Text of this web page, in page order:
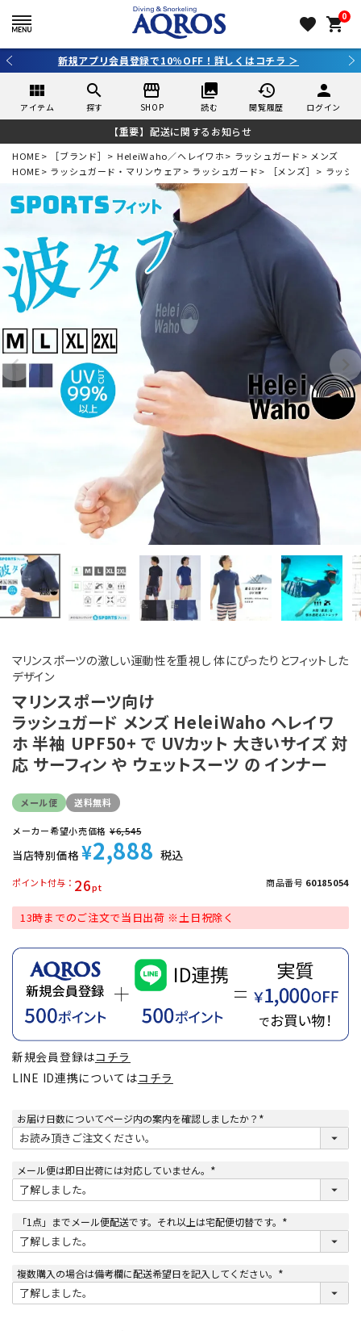
favorite 0
shopping_cart
新規アプリ会員登録で10％OFF！詳しくはコチラ ＞
view_module
アイテム
search
探す
storefront
SHOP
collections
読む
history
閲覧履歴
person
ログイン
【重要】配送に関するお知らせ
HOME ［ブランド］ HeleiWaho／ヘレイワホ ラッシュガード
メンズ
HOME
ラッシュガード・マリンウェア ラッシュガード ［メンズ］ ラッシ
マリンスポーツの激しい運動性を重視し 体にぴったりとフィットした
デザイン
マリンスポーツ向け
ラッシュガード メンズ HeleiWaho ヘレイワ
ホ 半袖 UPF50+ で UVカット 大きいサイズ 対
応 サーフィン や ウェットスーツ の インナー
メール便 送料無料
メーカー希望小売価格 ¥6,545
当店特別価格 ¥2,888 税込
26
ポイント付与 商品番号 60185054
13時までのご注文で当日出荷 ※土日祝除く
新規会員登録はコチラ
LINE ID連携についてはコチラ
お届け日数についてページ内の案内を確認しましたか？
(
須
メール便は即日出荷には対応していません。
(
須
「1点」までメール便配送です。それ以上は宅配便切替です。
(
須
複数購入の場合は備考欄に配送希望日を記入してください。
(
須